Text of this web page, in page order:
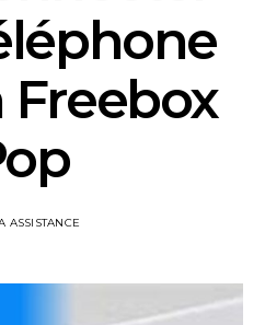
Freebox
ASSISTANCE